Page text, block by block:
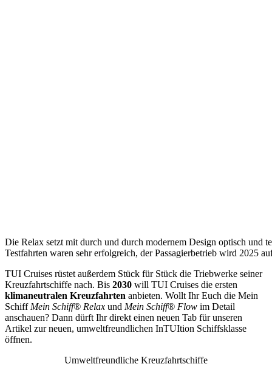
Die Relax setzt mit durch und durch modernem Design optisch und
Testfahrten waren sehr erfolgreich, der Passagierbetrieb wird 2025
TUI Cruises rüstet außerdem Stück für Stück die Triebwerke seiner
Kreuzfahrtschiffe nach. Bis 2030 will TUI Cruises die ersten
klimaneutralen Kreuzfahrten anbieten. Wollt Ihr Euch die Mein
Schiff Mein Schiff® Relax und Mein Schiff® Flow im Detail
anschauen? Dann dürft Ihr direkt einen neuen Tab für unseren
Artikel zur neuen, umweltfreundlichen InTUItion Schiffsklasse
öffnen.
Umweltfreundliche Kreuzfahrtschiffe